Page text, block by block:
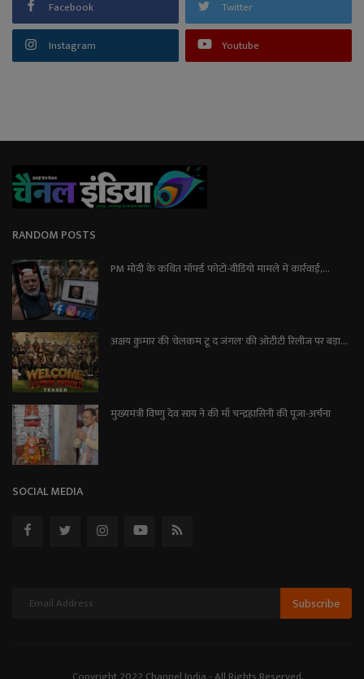
Facebook Twitter
Instagram Youtube
RANDOM POSTS
PM मोदी के कथित मॉर्फ्ड फोटो-वीडियो मामले में कार्रवाई,...
अक्षय कुमार की 'वेलकम टू द जंगल' की ओटीटी रिलीज पर बड़ा...
मुख्यमंत्री विष्णु देव साय ने की माँ चन्द्रहासिनी की पूजा-अर्चना
SOCIAL MEDIA
Subscribe